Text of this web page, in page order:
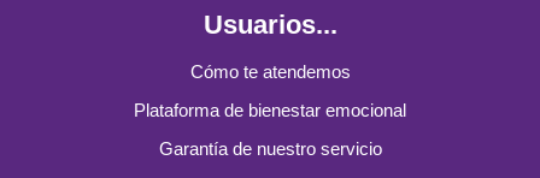
Usuarios...
Cómo te atendemos
Plataforma de bienestar emocional
Garantía de nuestro servicio